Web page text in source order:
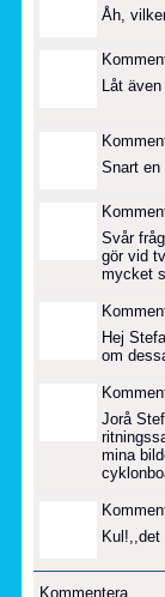
Åh,
Låt
Snart en
Svår
gör vid
mycket
Hej
om
Jorå
mina
Kommentera